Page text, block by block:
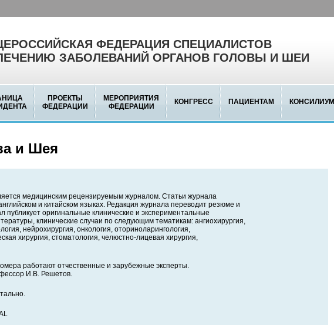
ФЕДЕРАЦИЯ СПЕЦИАЛИСТОВ
ЗАБОЛЕВАНИЙ ОРГАНОВ ГОЛОВЫ И ШЕИ
ПРОЕКТЫ
ФЕДЕРАЦИИ
МЕРОПРИЯТИЯ
ФЕДЕРАЦИИ
КОНГРЕСС ПАЦИЕНТАМ КОНСИЛИУМ
и Шея
медицинским рецензируемым журналом. Статьи журнала
и китайском языках. Редакция журнала переводит резюме и
публикует оригинальные клинические и экспериментальные
клинические случаи по следующим тематикам: ангиохирургия,
нейрохирургия, онкология, оториноларингология,
хирургия, стоматология, челюстно-лицевая хирургия,
работают отчественные и зарубежные эксперты.
И.В. Решетов.